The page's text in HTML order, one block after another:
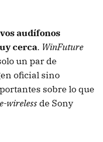
audífonos
cerca. WinFuture
un par de
oficial sino
sobre lo que
wireless de Sony